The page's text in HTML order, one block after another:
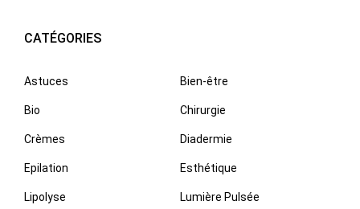
CATÉGORIES
Astuces Bien-être
Bio Chirurgie
Crèmes Diadermie
Epilation Esthétique
Lipolyse Lumière Pulsée